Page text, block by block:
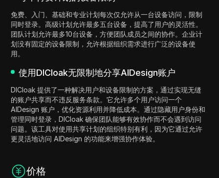
免费、入门、基础和专业计划每次仅允许从一台设备访问，限制
同时登录。高级计划允许最多五台设备，提高了用户的灵活性。
团队计划允许最多10台设备，方便团队成员之间的协作。企业计
划没有固定的设备限制，允许根据组织需求进行广泛的设备使
用。
使用DICloak无限制地分享AIDesign账户
DICloak 提供了一种解决用户和设备限制的方案，通过实现无缝
的账户共享而不违反服务条款。它允许多个用户访问一个
AIDesign 账户，优化资源利用并降低成本。通过隐藏用户身份和
管理同时登录，DICloak 确保团队能够有效协作而不会遇到访问
问题。该工具对使用共享计划的组织特别有利，因为它通过允许
更灵活地访问 AIDesign 的功能来增强协作体验。
价格